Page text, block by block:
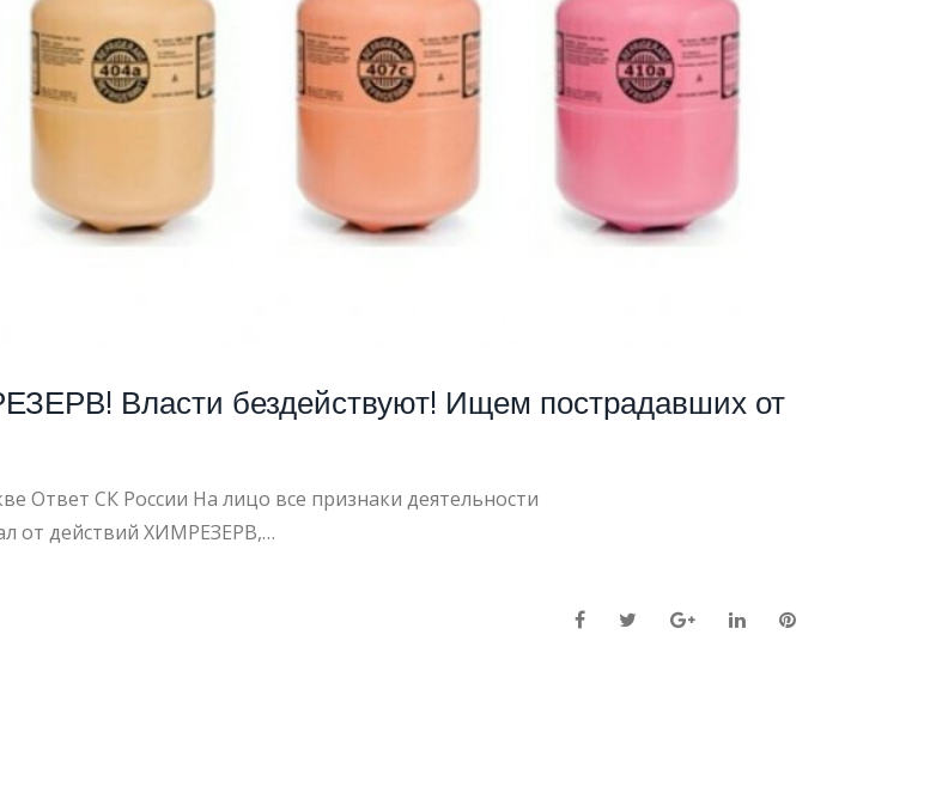
Власти бездействуют! Ищем пострадавших от
Ответ СК России На лицо все признаки деятельности
от действий ХИМРЕЗЕРВ,…
FacebookTwitter Google+LinkedIn